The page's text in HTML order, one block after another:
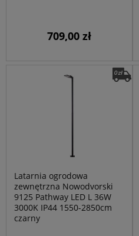
709,00 zł
Latarnia ogrodowa
zewnętrzna Nowodvorski
9125 Pathway LED L 36W
3000K IP44 1550-2850cm
czarny